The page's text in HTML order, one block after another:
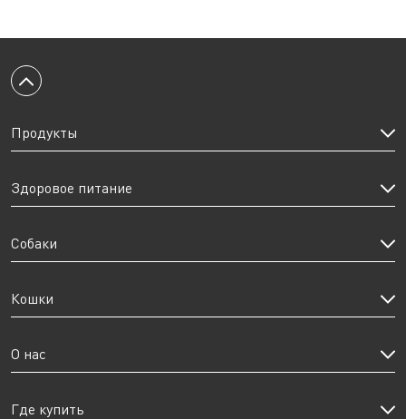
Вернуться к началу
Продукты
Здоровое питание
Собаки
Кошки
О нас
Где купить